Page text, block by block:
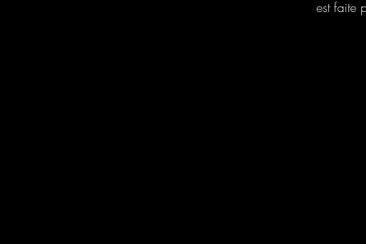
est faite